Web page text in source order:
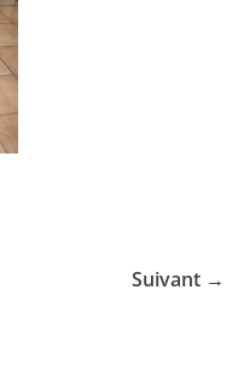
Suivant →